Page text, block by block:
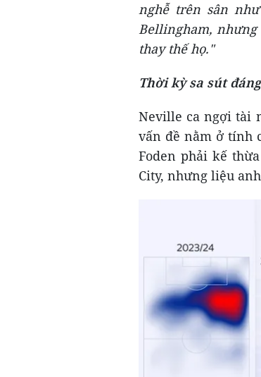
nghễ trên sân
Bellingham, nhưng
thay thế họ."
Thời kỳ sa sút
Neville ca ngợi tài
vấn đề nằm ở tính
Foden phải kế
City, nhưng liệu